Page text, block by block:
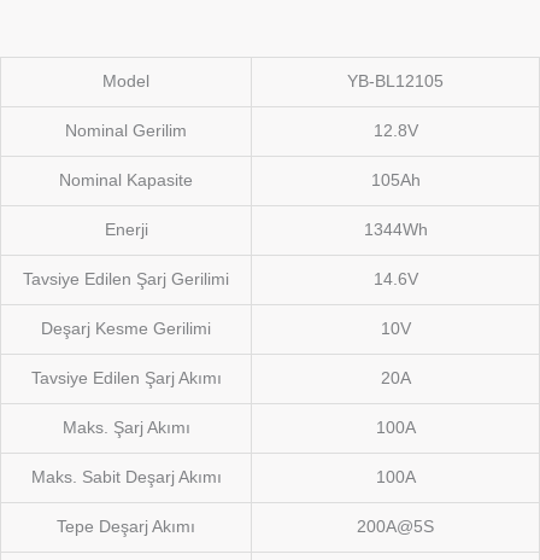
Model YB-BL12105
Nominal Gerilim 12.8V
Nominal Kapasite 105Ah
Enerji 1344Wh
Tavsiye Edilen Şarj Gerilimi 14.6V
Deşarj Kesme Gerilimi 10V
Tavsiye Edilen Şarj Akımı 20A
Maks. Şarj Akımı 100A
Maks. Sabit Deşarj Akımı 100A
Tepe Deşarj Akımı 200A@5S